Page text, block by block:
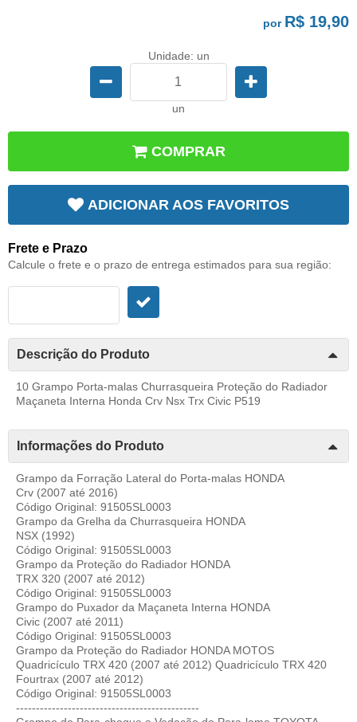
por R$ 19,90
Unidade: un
un
COMPRAR
ADICIONAR AOS FAVORITOS
Frete e Prazo
Calcule o frete e o prazo de entrega estimados para sua região:
Descrição do Produto
10 Grampo Porta-malas Churrasqueira Proteção do Radiador
Maçaneta Interna Honda Crv Nsx Trx Civic P519
Informações do Produto
Grampo da Forração Lateral do Porta-malas HONDA
Crv (2007 até 2016)
Código Original: 91505SL0003
Grampo da Grelha da Churrasqueira HONDA
NSX (1992)
Código Original: 91505SL0003
Grampo da Proteção do Radiador HONDA
TRX 320 (2007 até 2012)
Código Original: 91505SL0003
Grampo do Puxador da Maçaneta Interna HONDA
Civic (2007 até 2011)
Código Original: 91505SL0003
Grampo da Proteção do Radiador HONDA MOTOS
Quadricículo TRX 420 (2007 até 2012) Quadricículo TRX 420
Fourtrax (2007 até 2012)
Código Original: 91505SL0003
----------------------------------------------